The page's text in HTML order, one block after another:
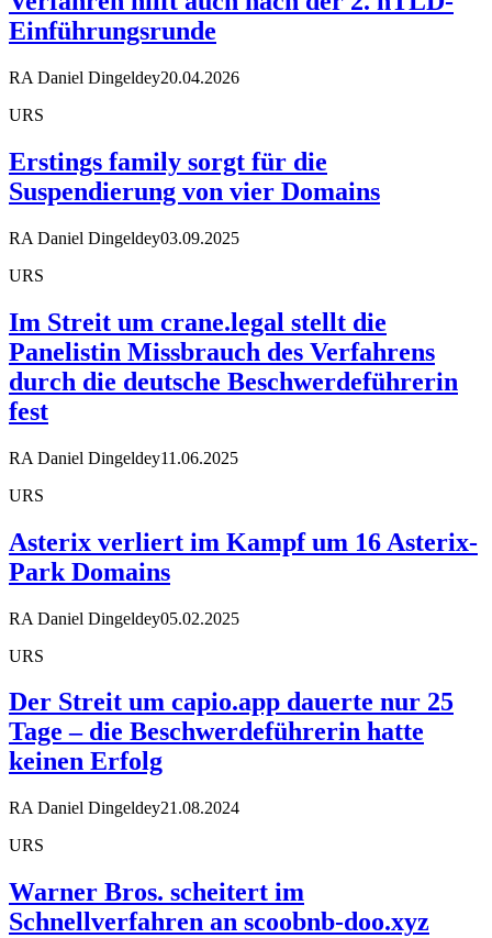
Einführungsrunde
RA Daniel Dingeldey20.04.2026
URS
Erstings family sorgt für die
Suspendierung von vier Domains
RA Daniel Dingeldey03.09.2025
URS
Im Streit um crane.legal stellt die
Panelistin Missbrauch des Verfahrens
durch die deutsche Beschwerdeführerin
fest
RA Daniel Dingeldey11.06.2025
URS
Asterix verliert im Kampf um 16 Asterix-
Park Domains
RA Daniel Dingeldey05.02.2025
URS
Der Streit um capio.app dauerte nur 25
Tage – die Beschwerdeführerin hatte
keinen Erfolg
RA Daniel Dingeldey21.08.2024
URS
Warner Bros. scheitert im
Schnellverfahren an scoobnb-doo.xyz